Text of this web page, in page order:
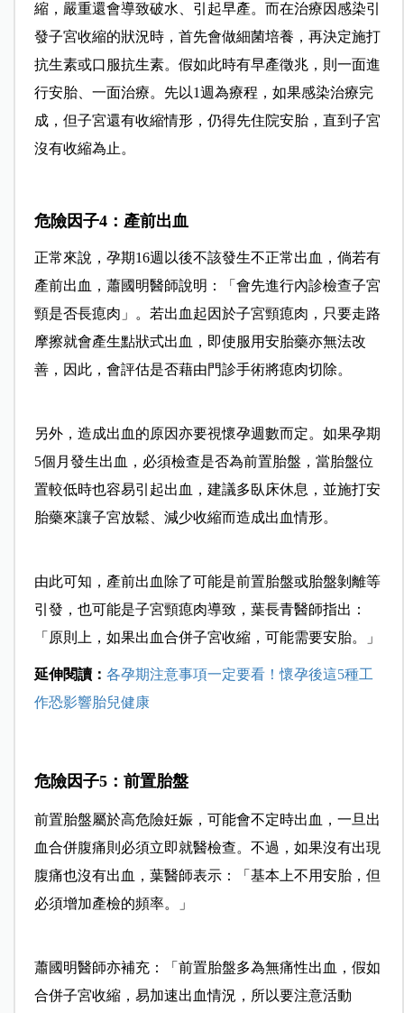
縮，嚴重還會導致破水、引起早產。而在治療因感染引
發子宮收縮的狀況時，首先會做細菌培養，再決定施打
抗生素或口服抗生素。假如此時有早產徵兆，則一面進
行安胎、一面治療。先以1週為療程，如果感染治療完
成，但子宮還有收縮情形，仍得先住院安胎，直到子宮
沒有收縮為止。
危險因子4：產前出血
正常來說，孕期16週以後不該發生不正常出血，倘若有
產前出血，蕭國明醫師說明：「會先進行內診檢查子宮
頸是否長瘜肉」。若出血起因於子宮頸瘜肉，只要走路
摩擦就會產生點狀式出血，即使服用安胎藥亦無法改
善，因此，會評估是否藉由門診手術將瘜肉切除。
另外，造成出血的原因亦要視懷孕週數而定。如果孕期
5個月發生出血，必須檢查是否為前置胎盤，當胎盤位
置較低時也容易引起出血，建議多臥床休息，並施打安
胎藥來讓子宮放鬆、減少收縮而造成出血情形。
由此可知，產前出血除了可能是前置胎盤或胎盤剝離等
引發，也可能是子宮頸瘜肉導致，葉長青醫師指出：
「原則上，如果出血合併子宮收縮，可能需要安胎。」
延伸閱讀： 各孕期注意事項一定要看！懷孕後這5種工
作恐影響胎兒健康
危險因子5：前置胎盤
前置胎盤屬於高危險妊娠，可能會不定時出血，一旦出
血合併腹痛則必須立即就醫檢查。不過，如果沒有出現
腹痛也沒有出血，葉醫師表示：「基本上不用安胎，但
必須增加產檢的頻率。」
蕭國明醫師亦補充：「前置胎盤多為無痛性出血，假如
合併子宮收縮，易加速出血情況，所以要注意活動